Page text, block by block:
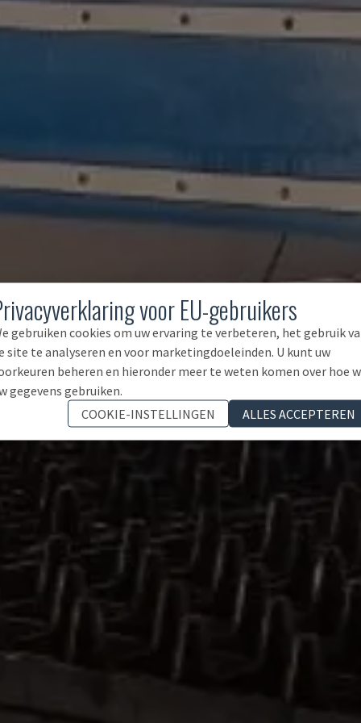
voor EU-gebruikers
gebruiken cookies om uw ervaring te verbeteren, het gebruik
site te analyseren en voor marketingdoeleinden. U kunt uw
beheren en hieronder meer te weten komen over hoe
gegevens gebruiken.
COOKIE-INSTELLINGEN
ALLES ACCEPTEREN